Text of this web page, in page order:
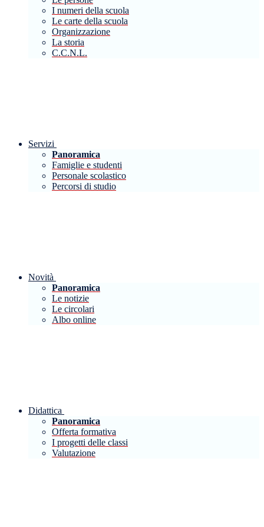
I numeri della scuola
Le carte della scuola
Organizzazione
La storia
C.C.N.L.
Servizi
Panoramica
Famiglie e studenti
Personale scolastico
Percorsi di studio
Novità
Panoramica
Le notizie
Le circolari
Albo online
Didattica
Panoramica
Offerta formativa
I progetti delle classi
Valutazione